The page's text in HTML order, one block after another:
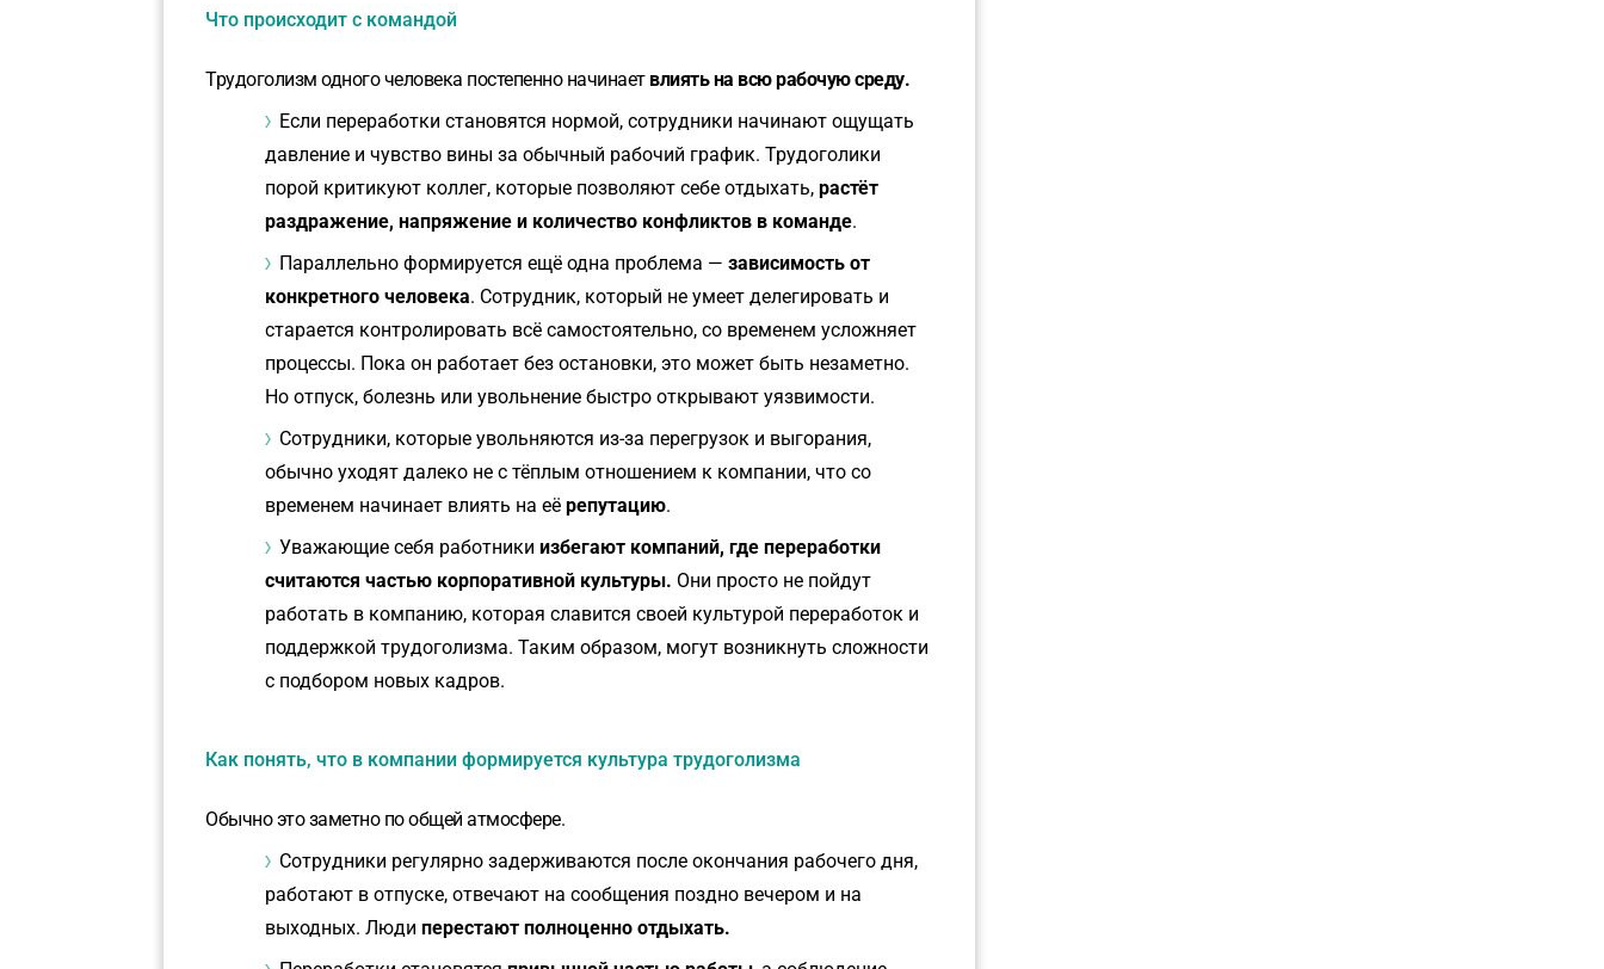
Что происходит с командой
Трудоголизм одного человека постепенно начинает влиять на всю рабочую среду.
Если переработки становятся нормой, сотрудники начинают ощущать
давление и чувство вины за обычный рабочий график. Трудоголики
порой критикуют коллег, которые позволяют себе отдыхать, растёт
раздражение, напряжение и количество конфликтов в команде.
Параллельно формируется ещё одна проблема — зависимость от
конкретного человека. Сотрудник, который не умеет делегировать и
старается контролировать всё самостоятельно, со временем усложняет
процессы. Пока он работает без остановки, это может быть незаметно.
Но отпуск, болезнь или увольнение быстро открывают уязвимости.
Сотрудники, которые увольняются из-за перегрузок и выгорания,
обычно уходят далеко не с тёплым отношением к компании, что со
временем начинает влиять на её репутацию.
Уважающие себя работники избегают компаний, где переработки
считаются частью корпоративной культуры. Они просто не пойдут
работать в компанию, которая славится своей культурой переработок и
поддержкой трудоголизма. Таким образом, могут возникнуть сложности
с подбором новых кадров.
Как понять, что в компании формируется культура трудоголизма
Обычно это заметно по общей атмосфере.
Сотрудники регулярно задерживаются после окончания рабочего дня,
работают в отпуске, отвечают на сообщения поздно вечером и на
выходных. Люди перестают полноценно отдыхать.